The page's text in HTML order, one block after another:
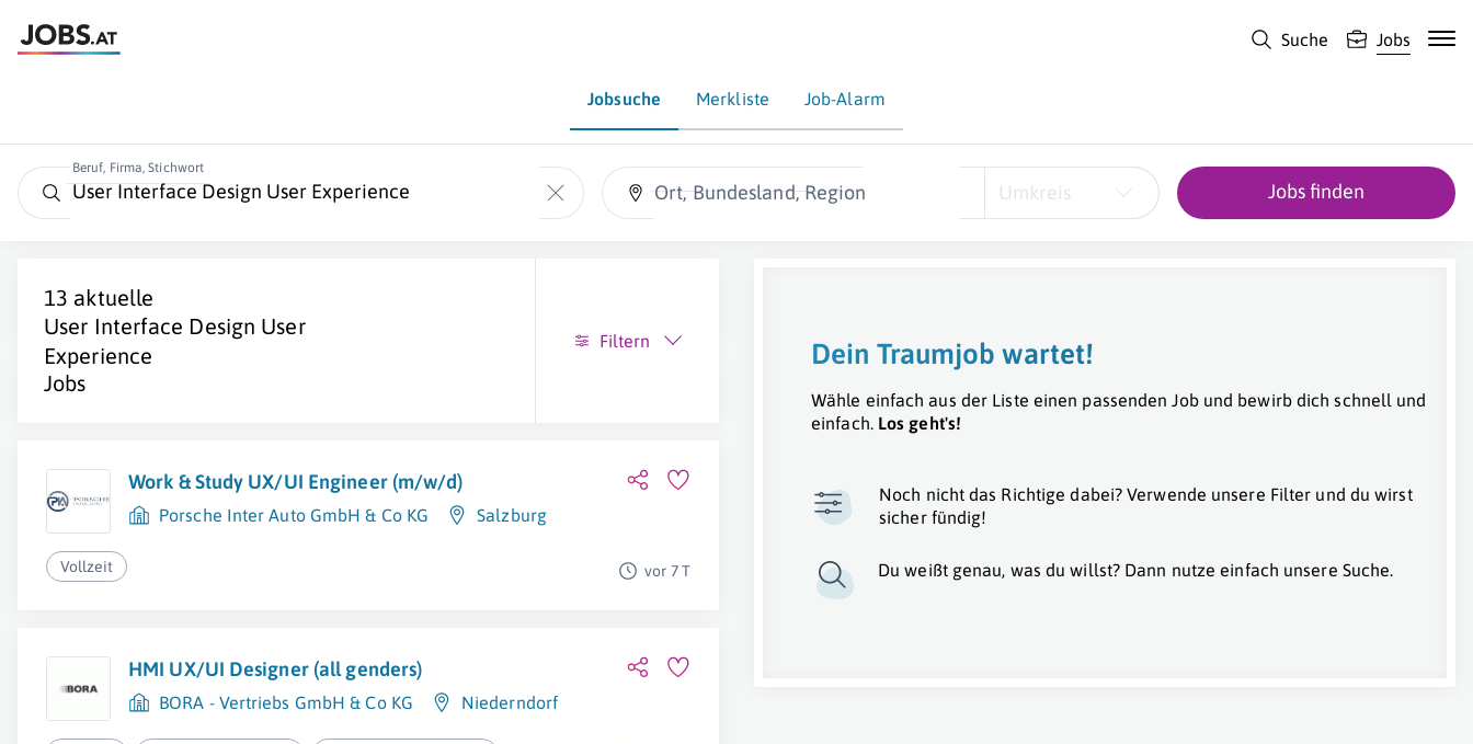
Suche Jobs
Jobsuche Merkliste Job-Alarm
Beruf, Firma, Stichwort
Ort, Bundesland, Region Umkreis Jobs finden
13 aktuelle
User Interface Design User
Experience
Jobs
Filtern
Work & Study UX/UI Engineer (m/w/d)
Porsche Inter Auto GmbH & Co KG Salzburg
Vollzeit vor 7 T
HMI UX/UI Designer (all genders)
BORA - Vertriebs GmbH & Co KG Niederndorf
Dein Traumjob wartet!
Wähle einfach aus der Liste einen passenden Job und bewirb dich schnell und
einfach. Los geht's!
Noch nicht das Richtige dabei? Verwende unsere Filter und du wirst
sicher fündig!
Du weißt genau, was du willst? Dann nutze einfach unsere Suche.